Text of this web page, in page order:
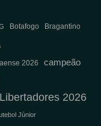
Botafogo Bragantino
2026 campeão
2026
Júnior